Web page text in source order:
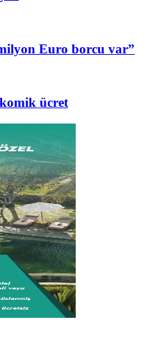
Euro borcu var”
ücret